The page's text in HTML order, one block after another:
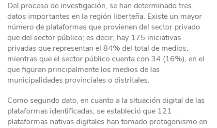
Del proceso de investigación, se han determinado tres
datos importantes en la región liberteña. Existe un mayor
número de plataformas que provienen del sector privado
que del sector público; es decir, hay 175 iniciativas
privadas que representan el 84% del total de medios,
mientras que el sector público cuenta con 34 (16%), en el
que figuran principalmente los medios de las
municipalidades provinciales o distritales.
Como segundo dato, en cuanto a la situación digital de las
plataformas identificadas, se estableció que 121
plataformas nativas digitales han tomado protagonismo en